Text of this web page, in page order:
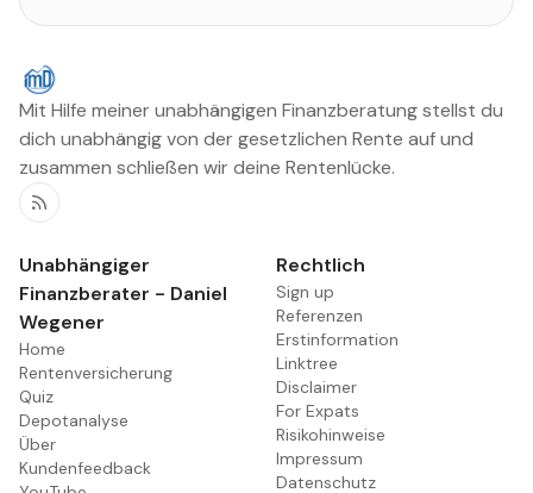
Mit Hilfe meiner unabhängigen Finanzberatung stellst du
dich unabhängig von der gesetzlichen Rente auf und
zusammen schließen wir deine Rentenlücke.
RSS
Unabhängiger
Finanzberater - Daniel
Wegener
Home
Rentenversicherung
Quiz
Depotanalyse
Über
Kundenfeedback
Rechtlich
Sign up
Referenzen
Erstinformation
Linktree
Disclaimer
For Expats
Risikohinweise
Impressum
Datenschutz